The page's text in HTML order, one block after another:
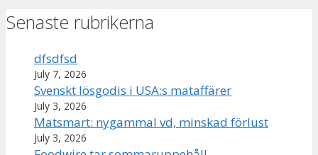
Senaste rubrikerna
dfsdfsd
July 7, 2026
Svenskt lösgodis i USA:s mataffärer
July 3, 2026
Matsmart: nygammal vd, minskad förlust
July 3, 2026